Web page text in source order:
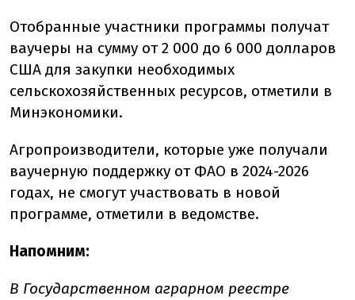
Отобранные участники программы получат
ваучеры на сумму от 2 000 до 6 000 долларов
США для закупки необходимых
сельскохозяйственных ресурсов, отметили в
Минэкономики.
Агропроизводители, которые уже получали
ваучерную поддержку от ФАО в 2024-2026
годах, не смогут участвовать в новой
программе, отметили в ведомстве.
Напомним:
В Государственном аграрном реестре